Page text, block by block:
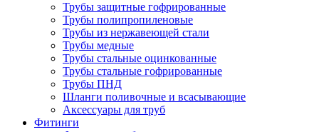
Трубы защитные гофрированные
Трубы полипропиленовые
Трубы из нержавеющей стали
Трубы медные
Трубы стальные оцинкованные
Трубы стальные гофрированные
Трубы ПНД
Шланги поливочные и всасывающие
Аксессуары для труб
Фитинги